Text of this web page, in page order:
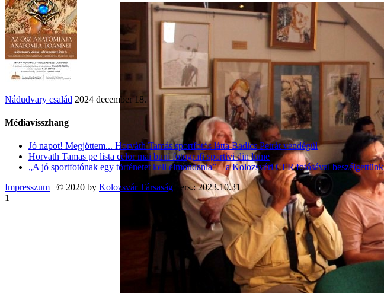
Nádudvary család 2024 december 18.
Médiavisszhang
Jó napot! Megjöttem... Horváth Tamás sportfotós látta Badics Petrát vendégül
Horvath Tamas pe lista celor mai buni fotografi sportivi din lume
„A jó sportfotónak egy történetet kell elmondania” – a Kolozsvári CFR fotósával beszélgettünk
Impresszum | © 2020 by Kolozsvár Társaság vers.: 2023.10.31
1